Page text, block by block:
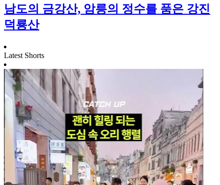
남도의 금강산, 암릉의 정수를 품은 강진
덕룡산
Latest Shorts